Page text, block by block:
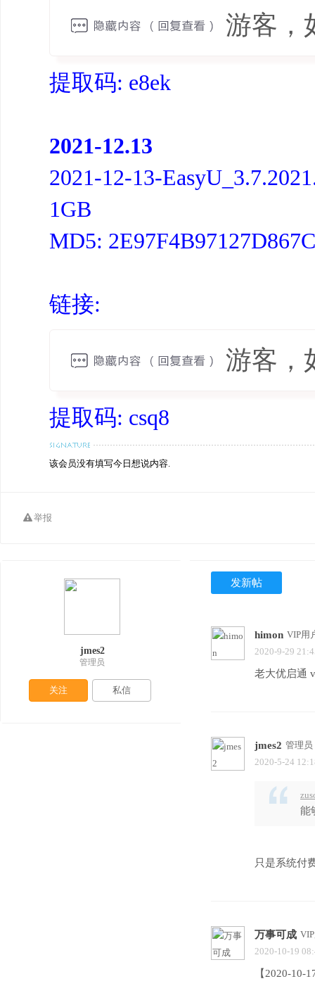
游客，
提取码: e8ek
2021-12.13
2021-12-13-
1GB
MD5:
链接:
游客，
提取码: csq8
该会员没有填写今日想说内容.
举报
发新帖
himon VIP用
2020-9-29
老大优启通
jmes2 管理员
2020-5-24
能
只是系统付
万事可成
2020-10-19
【2020-10-
jmes2
管理员
关注 私信